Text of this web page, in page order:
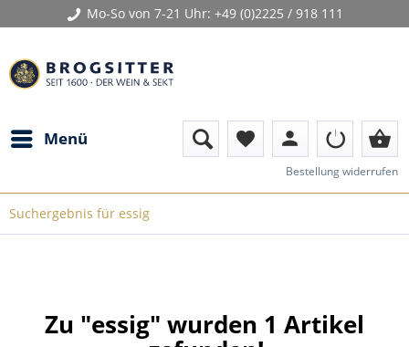
Mo-So von 7-21 Uhr: +49 (0)2225 / 918 111
Menü favorite person shopping_basket
Bestellung widerrufen
Suchergebnis für essig
Zu "essig" wurden 1 Artikel